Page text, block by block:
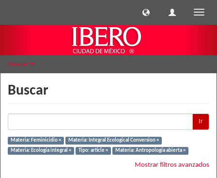
Buscar
Buscar
Ir
Materia: Feminicidio ×
Materia: Integral Ecological Conversion ×
Materia: Ecología integral ×
Tipo: article × Materia: Antropología abierta ×
Mostrar filtros avanzados